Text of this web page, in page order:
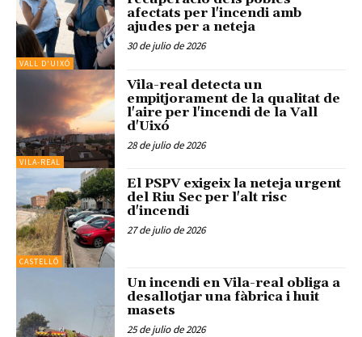
VALL D'UIXÓ
afectats per l'incendi amb
ajudes per a neteja
30 de julio de 2026
VILA-REAL
Vila-real detecta un
empitjorament de la qualitat de
l'aire per l'incendi de la Vall
d'Uixó
28 de julio de 2026
CASTELLÓ
El PSPV exigeix la neteja urgent
del Riu Sec per l'alt risc
d'incendi
27 de julio de 2026
Un incendi en Vila-real obliga a
desallotjar una fàbrica i huit
masets
25 de julio de 2026